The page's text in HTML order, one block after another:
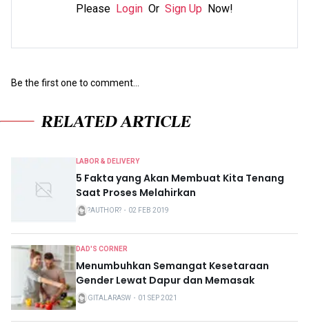
Please Login Or Sign Up Now!
Be the first one to comment...
RELATED ARTICLE
LABOR & DELIVERY
5 Fakta yang Akan Membuat Kita Tenang
Saat Proses Melahirkan
?AUTHOR? ・ 02 FEB 2019
DAD'S CORNER
Menumbuhkan Semangat Kesetaraan
Gender Lewat Dapur dan Memasak
GITALARASW ・ 01 SEP 2021